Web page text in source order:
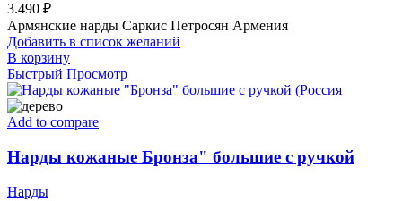
3.490 ₽
Армянские нарды Саркис Петросян Армения
Добавить в список желаний
В корзину
Быстрый Просмотр
Add to compare
Нарды кожаные Бронза" большие с ручкой
Нарды